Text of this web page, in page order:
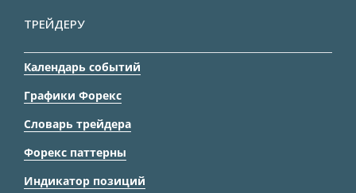
ТРЕЙДЕРУ
Календарь событий
Графики Форекс
Словарь трейдера
Форекс паттерны
Индикатор позиций